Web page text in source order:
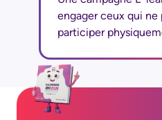
engager ceux qui ne
participer